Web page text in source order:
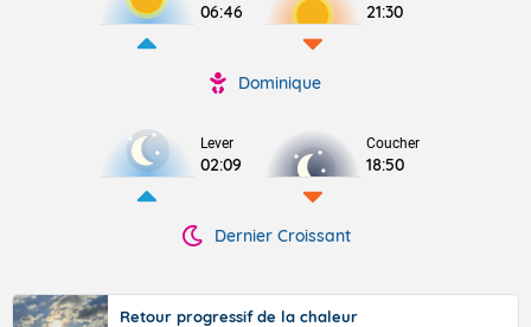
06:46 21:30
Dominique
Lever
02:09
Coucher
18:50
Dernier Croissant
Retour progressif de la chaleur